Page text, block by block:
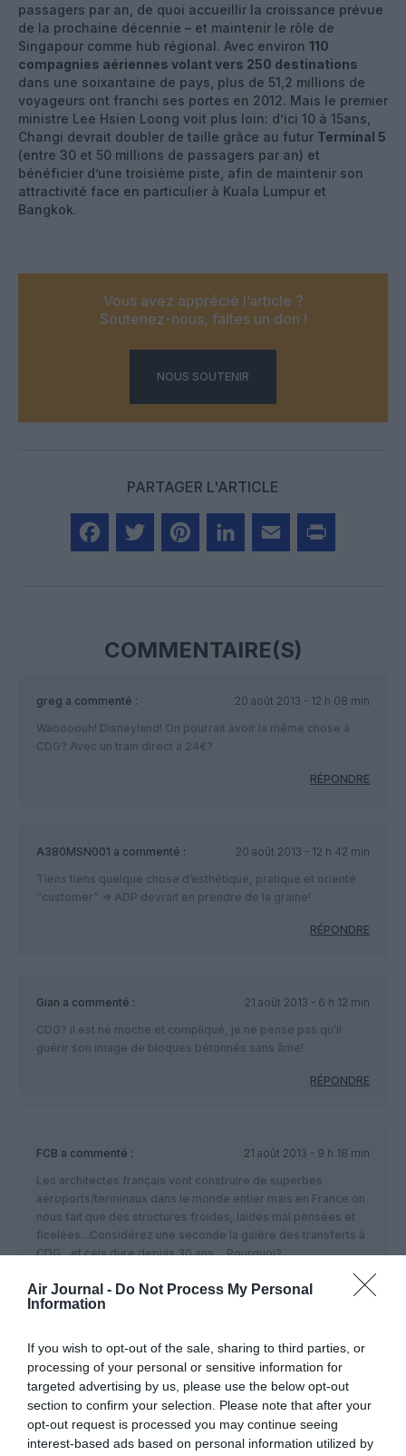
Air Journal - Do Not Process My Personal
Information
If you wish to opt-out of the sale, sharing to third parties, or
processing of your personal or sensitive information for
targeted advertising by us, please use the below opt-out
section to confirm your selection. Please note that after your
opt-out request is processed you may continue seeing
interest-based ads based on personal information utilized by
passagers par an, de quoi accueillir la croissance prévue
de la prochaine décennie – et maintenir le rôle de
Singapour comme hub régional. Avec environ 110
compagnies aériennes volant vers 250 destinations
dans une soixantaine de pays, plus de 51,2 millions de
voyageurs ont franchi ses portes en 2012. Mais le premier
ministre Lee Hsien Loong voit plus loin: d’ici 10 à 15ans,
Changi devrait doubler de taille grâce au futur Terminal 5
(entre 30 et 50 millions de passagers par an) et
bénéficier d’une troisième piste, afin de maintenir son
attractivité face en particulier à Kuala Lumpur et
Bangkok.
Vous avez apprécié l’article ?
Soutenez-nous, faites un don !
NOUS SOUTENIR
PARTAGER L'ARTICLE
COMMENTAIRE(S)
greg a commenté :
20 août 2013 - 12 h 08 min
Waoooouh! Disneyland! On pourrait avoir la même chose à
CDG? Avec un train direct à 24€?
RÉPONDRE
A380MSN001 a commenté :
20 août 2013 - 12 h 42 min
Tiens tiens quelque chose d’esthétique, pratique et orienté
“customer” => ADP devrait en prendre de la graine!
RÉPONDRE
Gian a commenté :
21 août 2013 - 6 h 12 min
CDG? il est né moche et compliqué, je ne pense pas qu’il
guérir son image de bloques bétonnés sans âme!
RÉPONDRE
FCB a commenté :
21 août 2013 - 9 h 18 min
Les architectes français vont construire de superbes
aéroports/terminaux dans le monde entier mais en France on
nous fait que des structures froides, laides mal pensées et
ficelées…Considérez une seconde la galère des transferts à
CDG…et cela dure depuis 30 ans….Pourquoi?
RÉPONDRE
LAISSER UN COMMENTAIRE
FAIRE UN DON